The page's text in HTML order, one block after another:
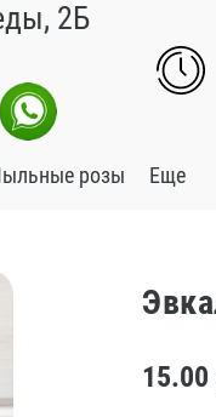
2Б
розы Еще
15.00